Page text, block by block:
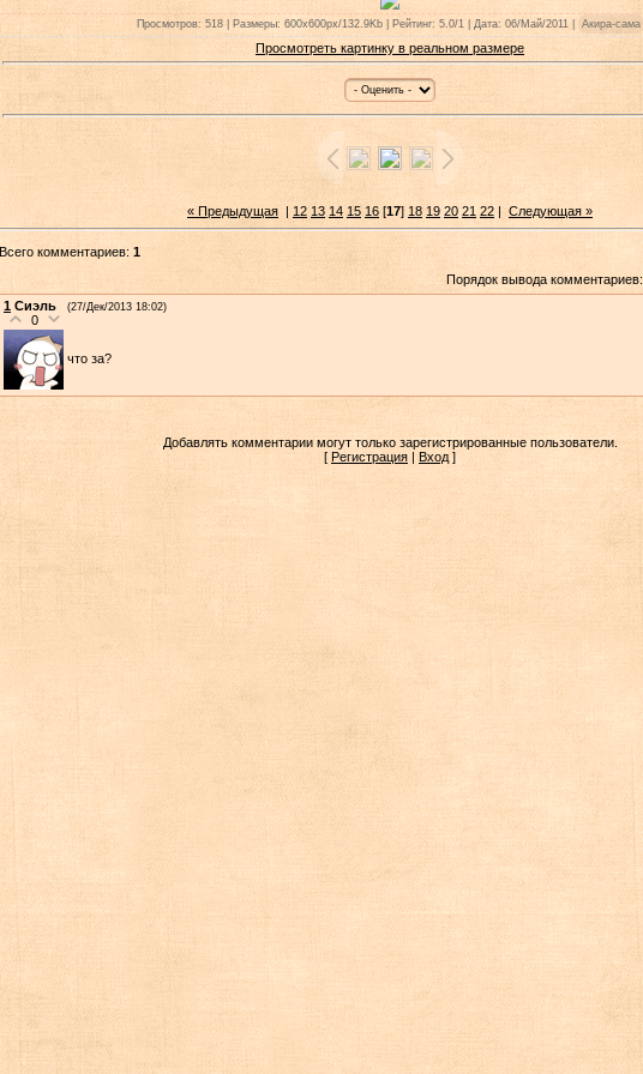
Просмотров: 518 | Размеры: 600x600px/132.9Kb | Рейтинг: 5.0/1 | Дата: 06/Май/2011 | Акира-сама
Просмотреть картинку в реальном размере
« Предыдущая | 12 13 14 15 16 [17] 18 19 20 21 22 | Следующая »
Всего комментариев: 1
Порядок вывода комментариев:
1 Сиэль (27/Дек/2013 18:02)
0
что за?
Добавлять комментарии могут только зарегистрированные пользователи.
[ Регистрация Вход ]